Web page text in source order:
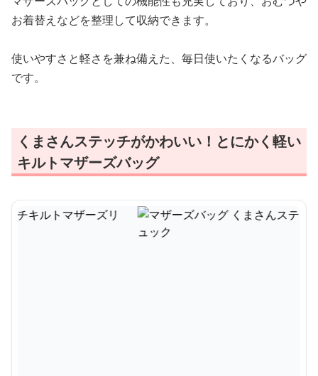
お着替えなどを整理して収納できます。
使いやすさと軽さを兼ね備えた、毎日使いたくなるバッグ
です。
くまさんステッチがかわいい！とにかく軽い
キルトマザーズバッグ